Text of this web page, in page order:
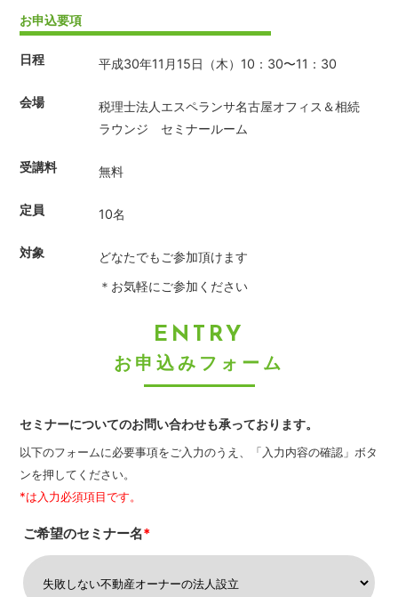
お申込要項
日程 平成30年11月15日（木）10：30〜11：30
会場
税理士法人エスペランサ名古屋オフィス＆相続
ラウンジ セミナールーム
受講料 無料
定員 10名
対象
どなたでもご参加頂けます
＊お気軽にご参加ください
ENTRY
お申込みフォーム
セミナーについてのお問い合わせも承っております。
以下のフォームに必要事項をご入力のうえ、「入力内容の確認」ボタ
ンを押してください。
*は入力必須項目です。
ご希望のセミナー名*